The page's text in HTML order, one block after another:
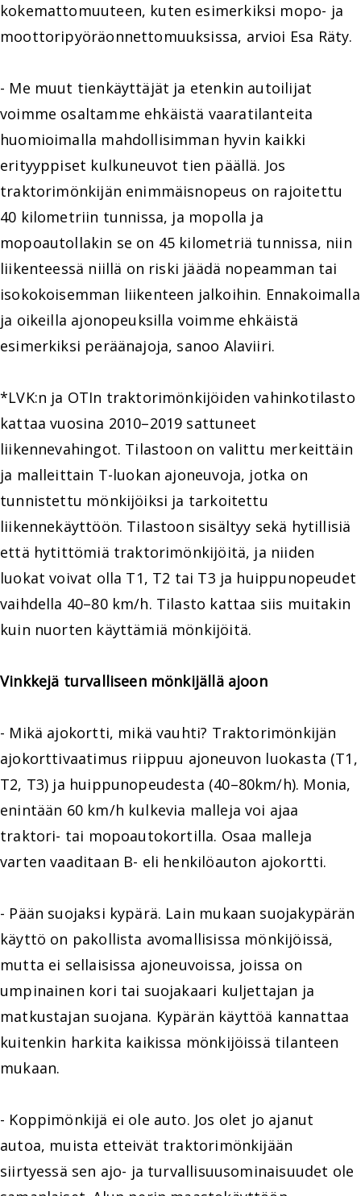
kokemattomuuteen, kuten esimerkiksi mopo- ja
moottoripyöräonnettomuuksissa, arvioi Esa Räty.
- Me muut tienkäyttäjät ja etenkin autoilijat
voimme osaltamme ehkäistä vaaratilanteita
huomioimalla mahdollisimman hyvin kaikki
erityyppiset kulkuneuvot tien päällä. Jos
traktorimönkijän enimmäisnopeus on rajoitettu
40 kilometriin tunnissa, ja mopolla ja
mopoautollakin se on 45 kilometriä tunnissa, niin
liikenteessä niillä on riski jäädä nopeamman tai
isokokoisemman liikenteen jalkoihin. Ennakoimalla
ja oikeilla ajonopeuksilla voimme ehkäistä
esimerkiksi peräänajoja, sanoo Alaviiri.
*LVK:n ja OTIn traktorimönkijöiden vahinkotilasto
kattaa vuosina 2010–2019 sattuneet
liikennevahingot. Tilastoon on valittu merkeittäin
ja malleittain T-luokan ajoneuvoja, jotka on
tunnistettu mönkijöiksi ja tarkoitettu
liikennekäyttöön. Tilastoon sisältyy sekä hytillisiä
että hytittömiä traktorimönkijöitä, ja niiden
luokat voivat olla T1, T2 tai T3 ja huippunopeudet
vaihdella 40–80 km/h. Tilasto kattaa siis muitakin
kuin nuorten käyttämiä mönkijöitä.
Vinkkejä turvalliseen mönkijällä ajoon
- Mikä ajokortti, mikä vauhti? Traktorimönkijän
ajokorttivaatimus riippuu ajoneuvon luokasta (T1,
T2, T3) ja huippunopeudesta (40–80km/h). Monia,
enintään 60 km/h kulkevia malleja voi ajaa
traktori- tai mopoautokortilla. Osaa malleja
varten vaaditaan B- eli henkilöauton ajokortti.
- Pään suojaksi kypärä. Lain mukaan suojakypärän
käyttö on pakollista avomallisissa mönkijöissä,
mutta ei sellaisissa ajoneuvoissa, joissa on
umpinainen kori tai suojakaari kuljettajan ja
matkustajan suojana. Kypärän käyttöä kannattaa
kuitenkin harkita kaikissa mönkijöissä tilanteen
mukaan.
- Koppimönkijä ei ole auto. Jos olet jo ajanut
autoa, muista etteivät traktorimönkijään
siirtyessä sen ajo- ja turvallisuusominaisuudet ole